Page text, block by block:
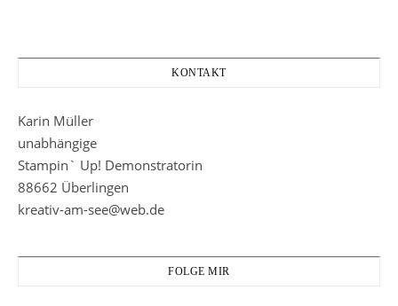
KONTAKT
Karin Müller
unabhängige
Stampin` Up! Demonstratorin
88662 Überlingen
kreativ-am-see@web.de
FOLGE MIR